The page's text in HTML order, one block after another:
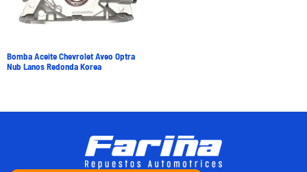
Bomba Aceite Chevrolet Aveo Optra
Nub Lanos Redonda Korea